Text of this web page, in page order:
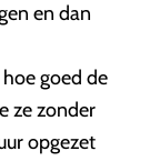
en dan
goed de
ze zonder
opgezet